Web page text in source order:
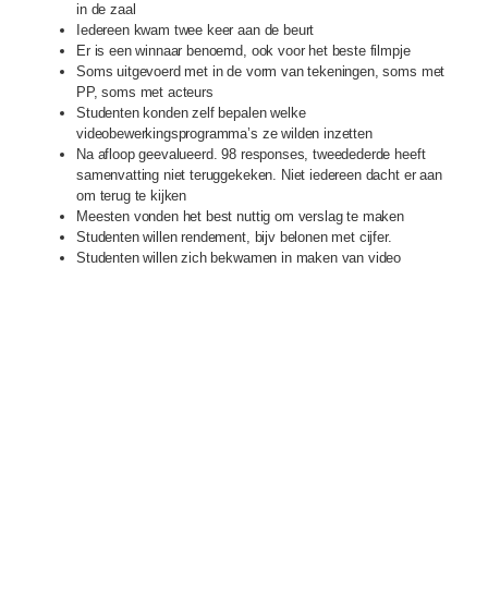
in de zaal
Iedereen kwam twee keer aan de beurt
Er is een winnaar benoemd, ook voor het beste filmpje
Soms uitgevoerd met in de vorm van tekeningen, soms met
PP, soms met acteurs
Studenten konden zelf bepalen welke
videobewerkingsprogramma’s ze wilden inzetten
Na afloop geevalueerd. 98 responses, tweedederde heeft
samenvatting niet teruggekeken. Niet iedereen dacht er aan
om terug te kijken
Meesten vonden het best nuttig om verslag te maken
Studenten willen rendement, bijv belonen met cijfer.
Studenten willen zich bekwamen in maken van video